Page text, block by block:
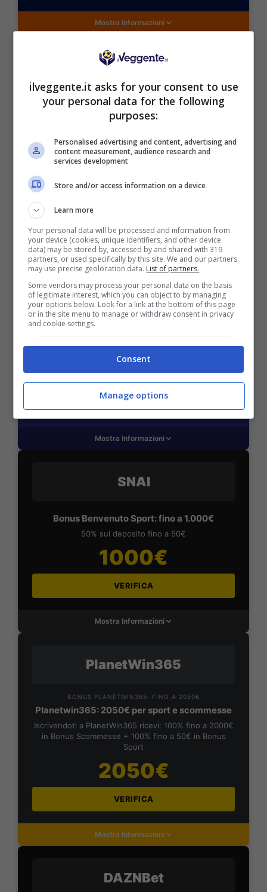
Mostra Informazioni
BONUS BENVENUTO GOLDBET: 2.050€
Fino a 2050€ sport e casino
Scommesse + 50% del primo deposito fino a 50€
2050€
VERIFICA
Mostra Informazioni
BONUS BENVENUTO LOTTOMATICA: 2050€
Fino a 2050€ bonus scommesse e sport
Per i nuovi utenti della piattaforma: 100% fino a 50€ in
2050€
VERIFICA
Mostra Informazioni
SNAI
Bonus Benvenuto Sport: fino a 1.000€
50% sul deposito fino a 50€
1000€
VERIFICA
Mostra Informazioni
PlanetWin365
BONUS PLANETWIN365: FINO A 2050€
Planetwin365: 2050€ per sport e scommesse
Iscrivendoti a PlanetWin365 ricevi: 100% fino a 2000€
in Bonus Scommesse + 100% fino a 50€ in Bonus
Sport
2050€
VERIFICA
Mostra Informazioni
DAZNBet
ilveggente.it asks for your consent to use
your personal data for the following
purposes:
Personalised advertising and content, advertising and
content measurement, audience research and
services development
Store and/or access information on a device
Learn more
Your personal data will be processed and information from
your device (cookies, unique identifiers, and other device
data) may be stored by, accessed by and shared with 319
partners, or used specifically by this site. We and our partners
may use precise geolocation data. List of partners.
Some vendors may process your personal data on the basis
of legitimate interest, which you can object to by managing
your options below. Look for a link at the bottom of this page
or in the site menu to manage or withdraw consent in privacy
and cookie settings.
Consent
Manage options